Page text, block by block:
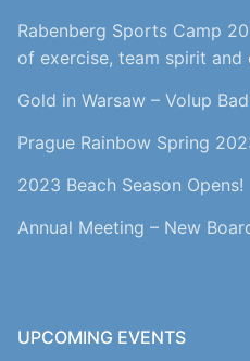
Rabenberg Sports Camp
of exercise, team spirit and
Gold in Warsaw – Volup
Prague Rainbow Spring
2023 Beach Season Opens!
Annual Meeting – New
UPCOMING EVENTS